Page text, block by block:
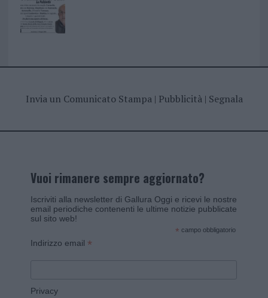
Invia un Comunicato Stampa| Pubblicità| Segnala
Vuoi rimanere sempre aggiornato?
Iscriviti alla newsletter di Gallura Oggi e ricevi le nostre
email periodiche contenenti le ultime notizie pubblicate
sul sito web!
* campo obbligatorio
Indirizzo email *
Privacy